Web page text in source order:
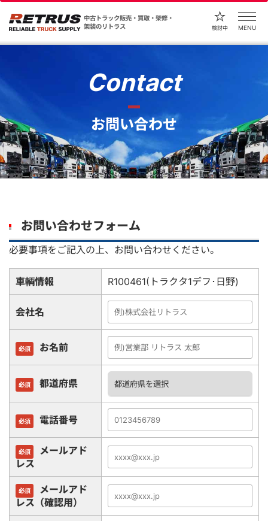
中古トラック販売・買取・架修・
架装のリトラス
検討中 MENU
Contact
お問い合わせ
お問い合わせフォーム
必要事項をご記入の上、お問い合わせください。
車輌情報 R100461(トラクタ1デフ･日野)
会社名
必須 お名前
必須 都道府県
必須 電話番号
必須
メールアド
レス
必須
メールアド
レス（確認用）